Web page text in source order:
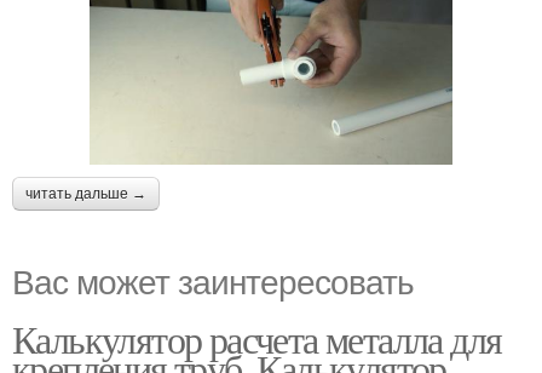
читать дальше →
Вас может заинтересовать
Калькулятор расчета металла для